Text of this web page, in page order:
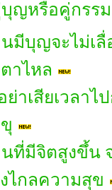
ญหรือคู่กรร
มีบุญจะไม่เลื่
าไหล
ย่าเสียเวลา
ที่มีจิตสูงขึ้น
ไกลความสุข